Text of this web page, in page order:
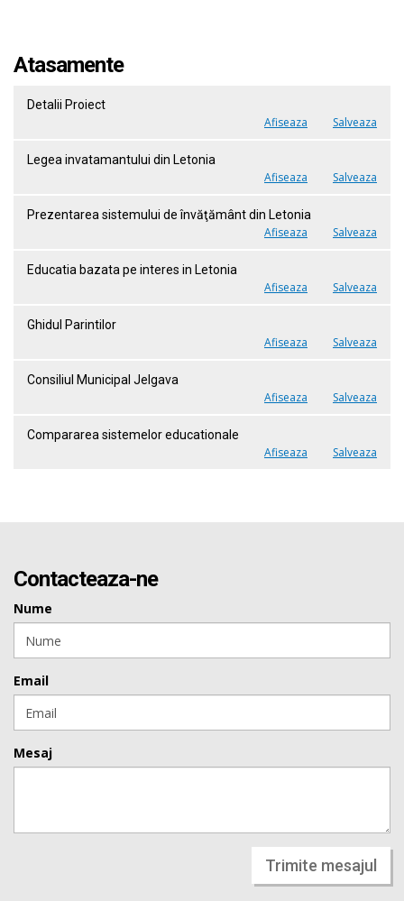
Atasamente
Detalii Proiect
Afiseaza Salveaza
Legea invatamantului din Letonia
Afiseaza Salveaza
Prezentarea sistemului de învăţământ din Letonia
Afiseaza Salveaza
Educatia bazata pe interes in Letonia
Afiseaza Salveaza
Ghidul Parintilor
Afiseaza Salveaza
Consiliul Municipal Jelgava
Afiseaza Salveaza
Compararea sistemelor educationale
Afiseaza Salveaza
Contacteaza-ne
Nume
Email
Mesaj
Trimite mesajul